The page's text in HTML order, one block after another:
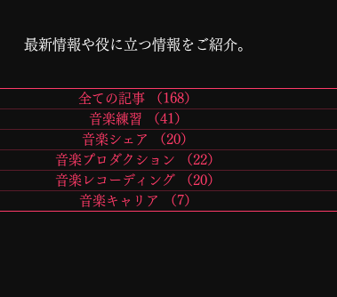
​最新情報や役に立つ情報をご紹介。
全ての記事 （168）
音楽練習
（41）
音楽シェア
（20）
音楽プロダクション
（22）
音楽レコーディング
（20）
音楽キャリア
（7）